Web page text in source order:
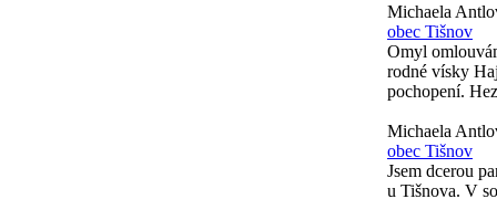
Michaela
obec Tišnov
Omyl
rodné vísky
pochopení.
Michaela
obec Tišnov
Jsem dcerou
u Tišnova. V